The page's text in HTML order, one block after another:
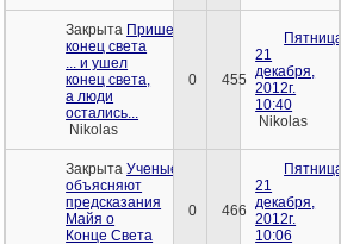
Закрыта Пришел
конец света
... и ушел
конец света,
а люди
остались...
Nikolas
0 455
21
декабря,
2012г.
10:40
Nikolas
ЗакрытаУченые
объясняют
предсказания
Майя о
Конце Света
0 466
21
декабря,
2012г.
10:06